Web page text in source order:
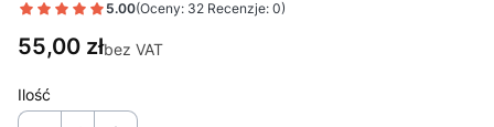
5.00(Oceny: 32 Recenzje: 0)
Cena
55,00 złbez VAT
Ilość